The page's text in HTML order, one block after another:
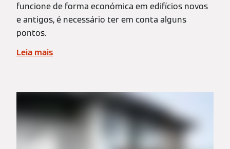
funcione de forma económica em edifícios novos
e antigos, é necessário ter em conta alguns
pontos.
Leia mais